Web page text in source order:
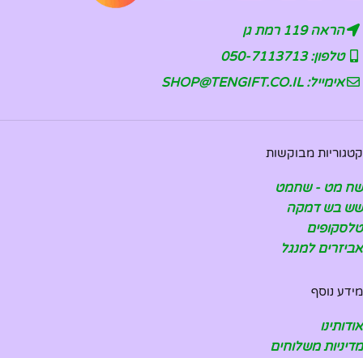
הראה 119 רמת גן
טלפון: 050-7113713
אימייל: SHOP@TENGIFT.CO.IL
קטגוריות מבוקשות
שח מט - שחמט
שש בש דמקה
טלסקופים
אביזרים למנגל
מידע נוסף
אודותינו
מדיניות משלוחים